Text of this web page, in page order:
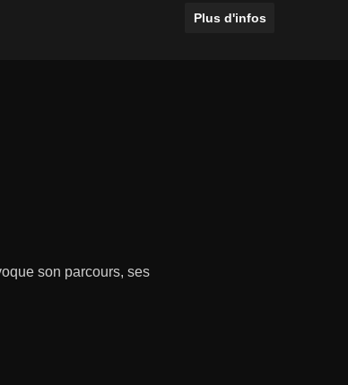
Plus d'infos
son parcours, ses